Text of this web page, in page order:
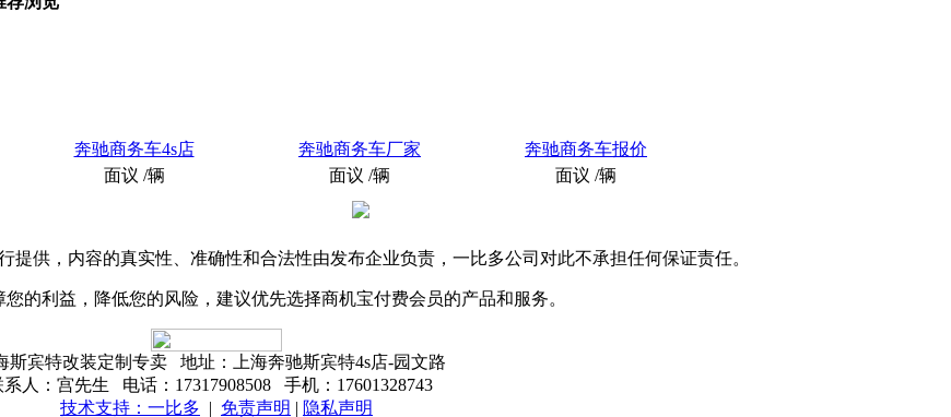
奔驰商务车4s店
面议 /辆
奔驰商务车厂家
面议 /辆
奔驰商务车报价
面议 /辆
提供，内容的真实性、准确性和合法性由发布企业负责，一比多公司对此不承担任何保证责任。
的利益，降低您的风险，建议优先选择商机宝付费会员的产品和服务。
斯宾特改装定制专卖 地址：上海奔驰斯宾特4s店-园文路
系人：宫先生 电话：17317908508 手机：17601328743
技术支持：一比多 | 免责声明 | 隐私声明